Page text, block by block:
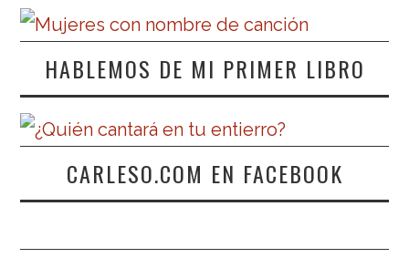
HABLEMOS DE MI PRIMER LIBRO
CARLESO.COM EN FACEBOOK